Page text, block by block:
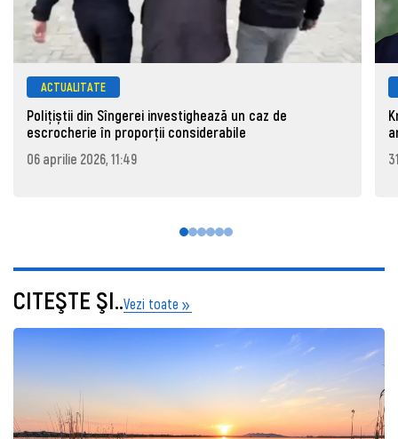
ACTUALITATE
Polițiștii din Sîngerei investighează un caz de
escrocherie în proporții considerabile
06 aprilie 2026, 11:49
CITEŞTE ŞI..Vezi toate